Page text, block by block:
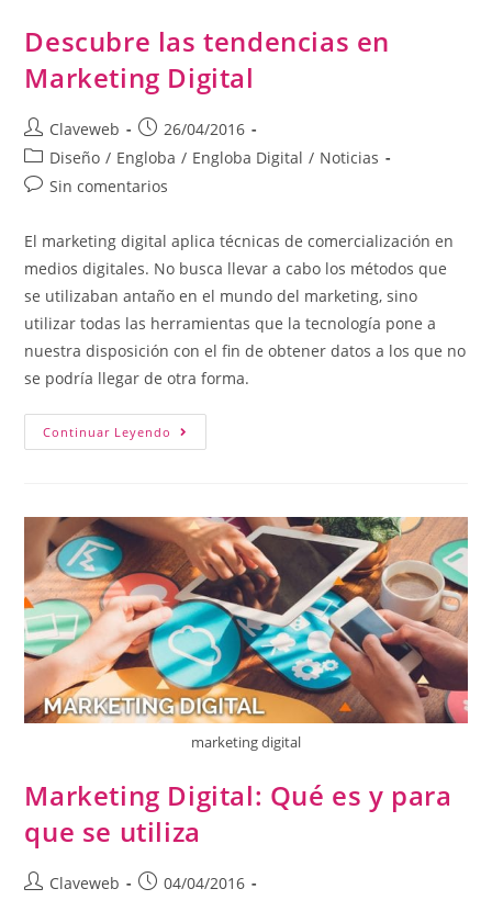
Descubre las tendencias en
Marketing Digital
Claveweb
26/04/2016
Diseño / Engloba / Engloba Digital / Noticias
Sin comentarios
El marketing digital aplica técnicas de comercialización en
medios digitales. No busca llevar a cabo los métodos que
se utilizaban antaño en el mundo del marketing, sino
utilizar todas las herramientas que la tecnología pone a
nuestra disposición con el fin de obtener datos a los que no
se podría llegar de otra forma.
Continuar Leyendo
marketing digital
Marketing Digital: Qué es y para
que se utiliza
Claveweb
04/04/2016